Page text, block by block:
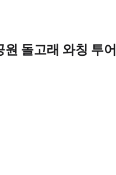
원 돌고래 와칭 투어